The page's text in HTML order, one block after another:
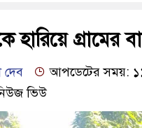
হারিয়ে গ্রামের
দেব
আপডেটের সময়:
ভিউ